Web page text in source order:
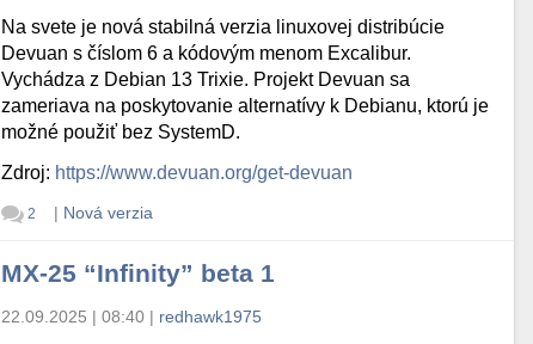
Na svete je nová stabilná verzia linuxovej distribúcie
Devuan s číslom 6 a kódovým menom Excalibur.
Vychádza z Debian 13 Trixie. Projekt Devuan sa
zameriava na poskytovanie alternatívy k Debianu, ktorú je
možné použiť bez SystemD.
Zdroj: https://www.devuan.org/get-devuan
2 | Nová verzia
MX-25 “Infinity” beta 1
22.09.2025 | 08:40 | redhawk1975